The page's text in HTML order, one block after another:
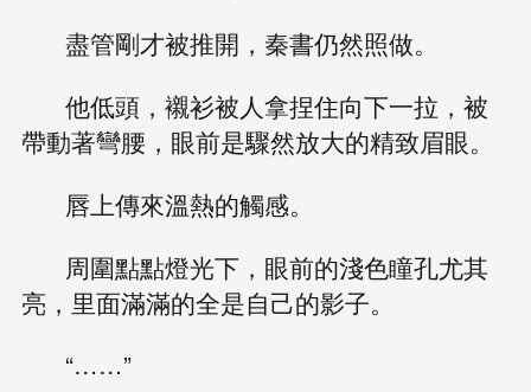
盡管剛才被推開，秦書仍然照做。
他低頭，襯衫被人拿捏住向下一拉，被
帶動著彎腰，眼前是驟然放大的精致眉眼。
唇上傳來溫熱的觸感。
周圍點點燈光下，眼前的淺色瞳孔尤其
亮，里面滿滿的全是自己的影子。
“……”